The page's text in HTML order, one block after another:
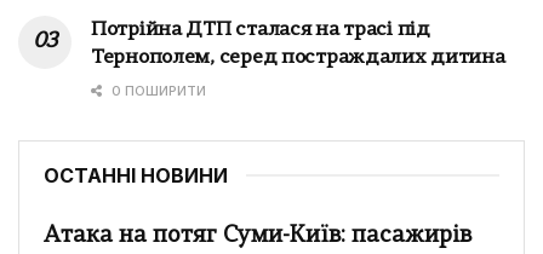
Потрійна ДТП сталася на трасі під
Тернополем, серед постраждалих дитина
0 ПОШИРИТИ
ОСТАННІ НОВИНИ
Атака на потяг Суми-Київ: пасажирів